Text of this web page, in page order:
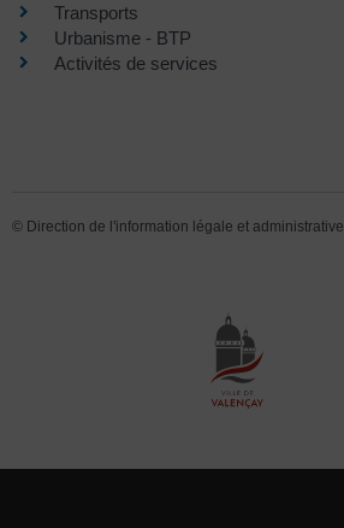
Transports
Urbanisme - BTP
Activités de services
© Direction de l'information légale et administrative